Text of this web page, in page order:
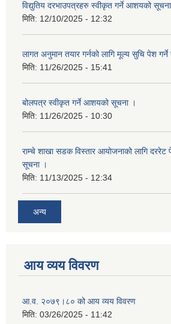
विद्युतिय दरभाउपत्रहरु स्वीकृत गर्ने आशयको
मिति: 12/10/2025 - 12:32
लागत अनुमान तयार गर्नकाे लागि मूल्य सुचि पेश गर्ने
मिति: 11/26/2025 - 15:41
बोलपत्र स्वीकृत गर्ने आशयको सूचना ।
मिति: 11/26/2025 - 10:30
राम्चे शाखा सडक विस्तार आयोजनाको लागि दररेट
सूचना ।
मिति: 11/13/2025 - 12:34
अन्य
आय व्यय विवरण
आ.व. २०७९।८० को आय व्यय विवरण
मिति: 03/26/2025 - 11:42